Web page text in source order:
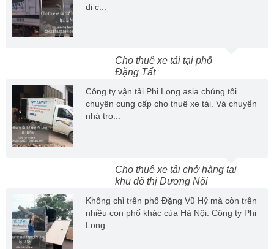
di c...
Cho thuê xe tải tại phố
Đặng Tất
Công ty vận tải Phi Long asia chúng tôi
chuyên cung cấp cho thuê xe tải. Và chuyển
nhà trọ...
Cho thuê xe tải chở hàng tại
khu đô thị Dương Nội
Không chỉ trên phố Đặng Vũ Hỷ mà còn trên
nhiều con phố khác của Hà Nội. Công ty Phi
Long ...